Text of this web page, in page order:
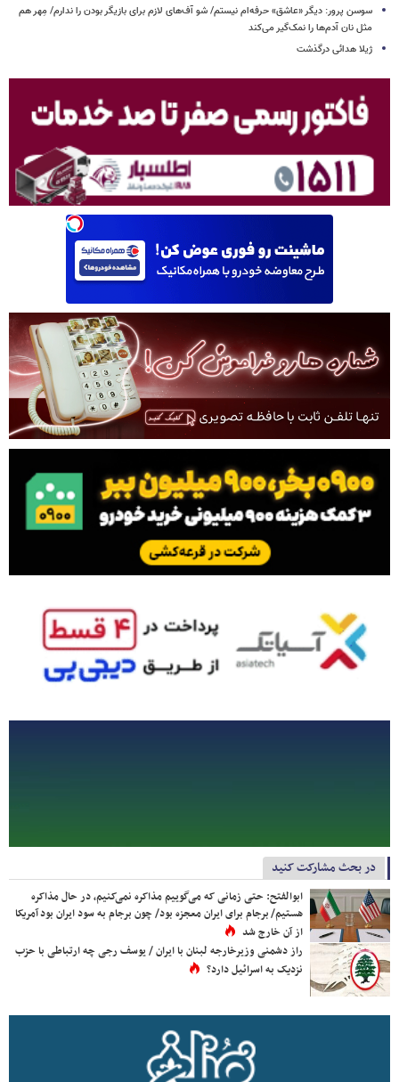
سوسن پرور: دیگر «عاشق» حرفه‌ام نیستم/ شو آف‌های لازم برای بازیگر بودن را ندارم/ مِهر هم
مثل نان آدم‌ها را نمک‌گیر می‌کند
ژیلا هدائی درگذشت
در بحث مشارکت کنید
ابوالفتح: حتی زمانی که می‌گوییم مذاکره نمی‌کنیم، در حال مذاکره
هستیم/ برجام برای ایران معجزه بود/ چون برجام به سود ایران بود آمریکا
از آن خارج شد
راز دشمنی وزیرخارجه لبنان با ایران / یوسف رجی چه ارتباطی با حزب
نزدیک به اسرائیل دارد؟